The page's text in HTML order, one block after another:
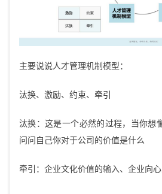
主要说说人才管理机制模型：
汰换、激励、约束、牵引
汰换：这是一个必然的过程，当你想
问问自己你对于公司的价值是什么
牵引：企业文化价值的输入、企业向